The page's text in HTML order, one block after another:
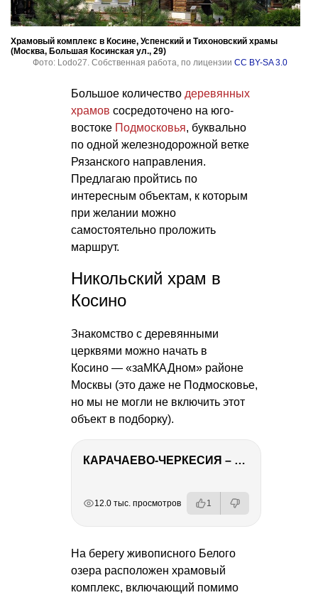
Храмовый комплекс в Косине, Успенский и Тихоновский храмы
(Москва, Большая Косинская ул., 29)
Фото: Lodo27. Собственная работа, по лицензии CC BY-SA 3.0
Большое количество деревянных
храмов сосредоточено на юго-
востоке Подмосковья, буквально
по одной железнодорожной ветке
Рязанского направления.
Предлагаю пройтись по
интересным объектам, к которым
при желании можно
самостоятельно проложить
маршрут.
Никольский храм в
Косино
Знакомство с деревянными
церквями можно начать в
Косино — «заМКАДном» районе
Москвы (это даже не Подмосковье,
но мы не могли не включить этот
объект в подборку).
КАРАЧАЕВО-ЧЕРКЕСИЯ – ПУТЕШЕСТВИЕ НА КАВКАЗ часть 2
12.0 тыс. просмотров 1
На берегу живописного Белого
озера расположен храмовый
комплекс, включающий помимо